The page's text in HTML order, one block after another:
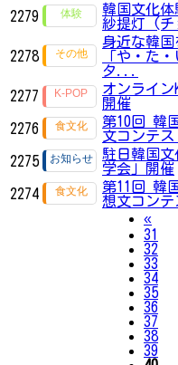
2279
韓国文化
紗提灯 (チ
2278
身近な韓国
「や・た
タ...
2277
オンライン
開催
2276
第10回 韓
文コンテ
2275
駐日韓国文
学会」開催
2274
第11回 韓
想文コン
«
31
32
33
34
35
36
37
38
39